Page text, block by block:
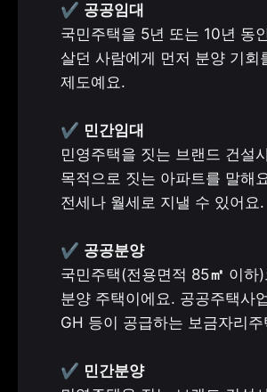
✔️
국민주택을 5년 또는 10년 동
살던 사람에게 먼저 분양 기회
제도예요.
✔️
민영주택을 짓는 브랜드 건설
목적으로 짓는 아파트를 말해
전세나 월세로 지낼 수 있어요.
✔️
국민주택(전용면적 85㎡ 이하
분양 주택이에요. 공공주택사
GH 등이 공급하는 보금자리
✔️